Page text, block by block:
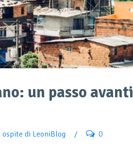
un passo avanti
ospite di LeoniBlog / 0